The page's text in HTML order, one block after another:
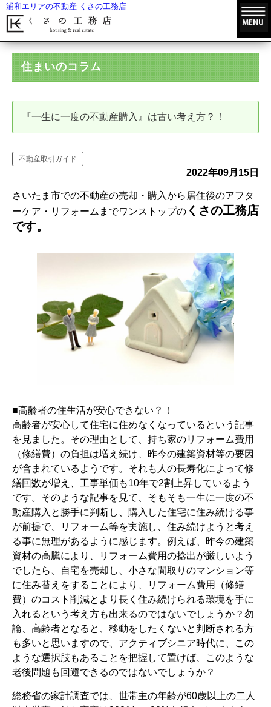
浦和エリアの不動産 くさの工務店
『一生に一度の不動産購入』は古い考え
住まいのコラム
『一生に一度の不動産購入』は古い考え方？！
不動産取引ガイド
2022年09月15日
さいたま市での不動産の売却・購入から居住後のアフタ
ーケア・リフォームまでワンストップの くさの工務店
です。
■高齢者の住生活が安心できない？！
高齢者が安心して住宅に住めなくなっているという記事
を見ました。その理由として、持ち家のリフォーム費用
（修繕費）の負担は増え続け、昨今の建築資材等の要因
が含まれているようです。それも人の長寿化によって修
繕回数が増え、工事単価も10年で2割上昇しているよう
です。そのような記事を見て、そもそも一生に一度の不
動産購入と勝手に判断し、購入した住宅に住み続ける事
が前提で、リフォーム等を実施し、住み続けようと考え
る事に無理があるように感じます。例えば、昨今の建築
資材の高騰により、リフォーム費用の捻出が厳しいよう
でしたら、自宅を売却し、小さな間取りのマンション等
に住み替えをすることにより、リフォーム費用（修繕
費）のコスト削減とより長く住み続けられる環境を手に
入れるという考え方も出来るのではないでしょうか？勿
論、高齢者となると、移動をしたくないと判断される方
も多いと思いますので、アクティブシニア時代に、この
ような選択肢もあることを把握して置けば、このような
老後問題も回避できるのではないでしょうか？
総務省の家計調査では、世帯主の年齢が60歳以上の二人